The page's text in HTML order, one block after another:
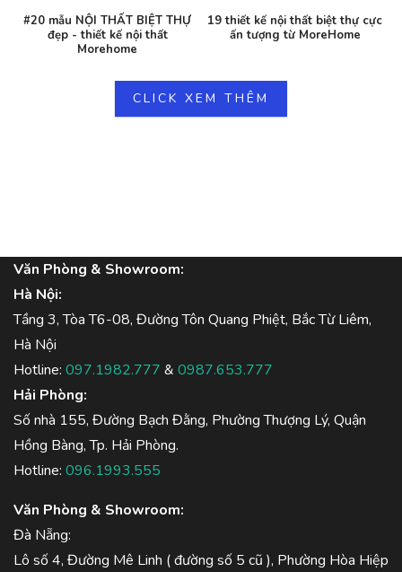
#20 mẫu NỘI THẤT BIỆT THỰ
đẹp - thiết kế nội thất
Morehome
19 thiết kế nội thất biệt thự cực
ấn tượng từ MoreHome
CLICK XEM THÊM
Văn Phòng & Showroom:
Hà Nội:
Tầng 3, Tòa T6-08, Đường Tôn Quang Phiệt, Bắc Từ Liêm,
Hà Nội
Hotline: 097.1982.777 & 0987.653.777
Hải Phòng:
Số nhà 155, Đường Bạch Đằng, Phường Thượng Lý, Quận
Hồng Bàng, Tp. Hải Phòng.
Hotline: 096.1993.555
Văn Phòng & Showroom:
Đà Nẵng:
Lô số 4, Đường Mê Linh ( đường số 5 cũ ), Phường Hòa Hiệp